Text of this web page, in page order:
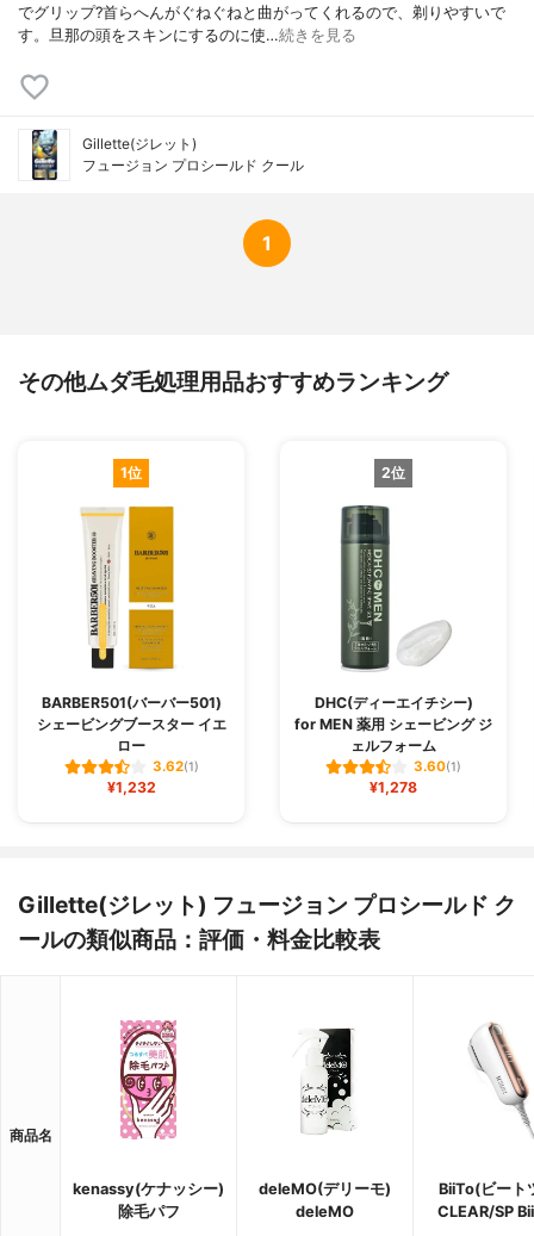
でグリップ?首らへんがぐねぐねと曲がってくれるので、剃りやすいで
す。旦那の頭をスキンにするのに使…続きを見る
Gillette(ジレット)
フュージョン プロシールド クール
1
その他ムダ毛処理用品おすすめランキング
1位
BARBER501(バーバー501)
シェービングブースター イエ
ロー
3.62(1)
¥1,232
2位
DHC(ディーエイチシー)
for MEN 薬用 シェービング ジ
ェルフォーム
3.60(1)
¥1,278
Gillette(ジレット) フュージョン プロシールド ク
ールの類似商品：評価・料金比較表
商品名
kenassy(ケナッシー)
除毛パフ
deleMO(デリーモ)
deleMO
BiiTo(ビート
CLEAR/SP